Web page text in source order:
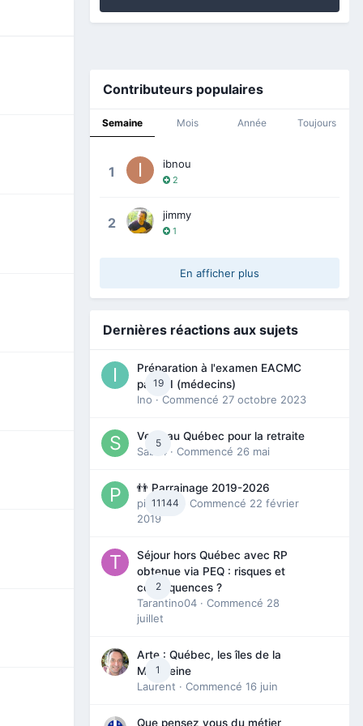
Contributeurs populaires
Semaine Mois Année Toujours
1 ibnou
2
2 jimmy
1
En afficher plus
Dernières réactions aux sujets
19
Préparation à l'examen EACMC
partie I (médecins)
Ino · Commencé 27 octobre 2023
5
Venir au Québec pour la retraite
Sab74 · Commencé 26 mai
11144
👬 Parrainage 2019-2026
piinoush
· Commencé 22 février
2019
2
Séjour hors Québec avec RP
obtenue via PEQ : risques et
conséquences ?
Tarantino04 · Commencé 28
juillet
1
Arte : Québec, les îles de la
Madeleine
Laurent · Commencé 16 juin
Que pensez vous du métier